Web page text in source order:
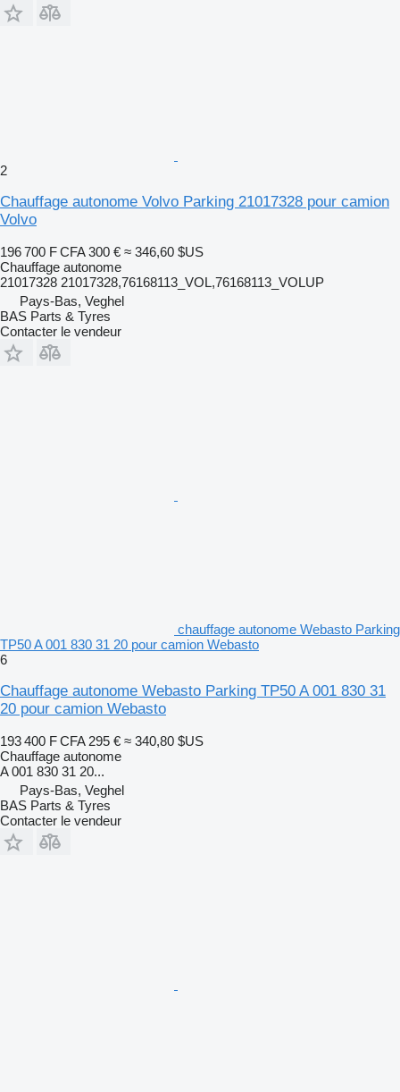
2
Chauffage autonome Volvo Parking 21017328 pour camion
Volvo
196 700 F CFA 300 € ≈ 346,60 $US
Chauffage autonome
21017328 21017328,76168113_VOL,76168113_VOLUP
Pays-Bas, Veghel
BAS Parts & Tyres
Contacter le vendeur
chauffage autonome Webasto Parking
TP50 A 001 830 31 20 pour camion Webasto
6
Chauffage autonome Webasto Parking TP50 A 001 830 31
20 pour camion Webasto
193 400 F CFA 295 € ≈ 340,80 $US
Chauffage autonome
A 001 830 31 20...
Pays-Bas, Veghel
BAS Parts & Tyres
Contacter le vendeur